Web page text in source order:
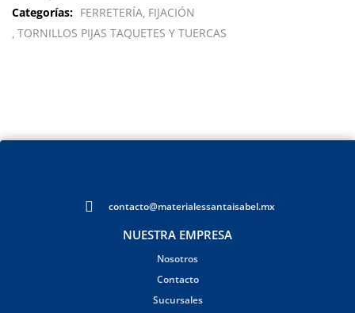
Categorías: FERRETERÍA FIJACIÓN
TORNILLOS PIJAS TAQUETES Y TUERCAS
contacto@materialessantaisabel.mx
NUESTRA EMPRESA
Nosotros
Contacto
Sucursales